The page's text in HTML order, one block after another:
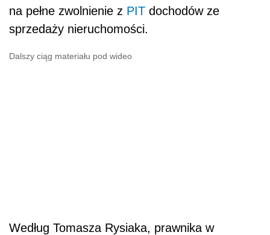
na pełne zwolnienie z PIT dochodów ze
sprzedaży nieruchomości.
Dalszy ciąg materiału pod wideo
Według Tomasza Rysiaka, prawnika w